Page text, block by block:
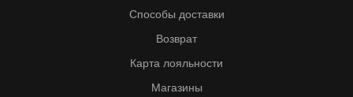
Способы доставки
Возврат
Карта лояльности
Магазины